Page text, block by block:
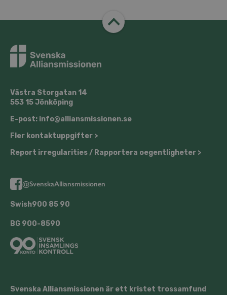
Västra Storgatan 14
553 15 Jönköping
E-post: info@alliansmissionen.se
Fler kontaktuppgifter >
Report irregularities / Rapportera oegentligheter >
@SvenskaAlliansmissionen
Swish900 85 90
BG 900-8590
Svenska Alliansmissionen är ett kristet trossamfund